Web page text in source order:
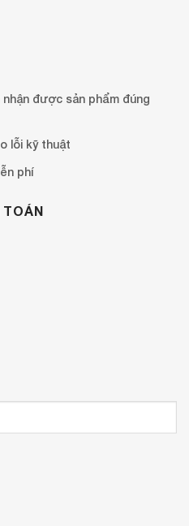
được sản phẩm đúng
lỗi kỹ thuật
phí